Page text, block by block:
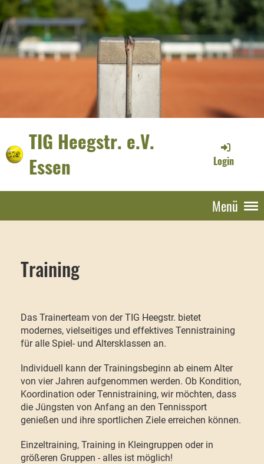
TIG Heegstr. e.V.
Essen
Login
Menü
Training
Das Trainerteam von der TIG Heegstr. bietet
modernes, vielseitiges und effektives Tennistraining
für alle Spiel- und Altersklassen an.
Individuell kann der Trainingsbeginn ab einem Alter
von vier Jahren aufgenommen werden. Ob Kondition,
Koordination oder Tennistraining, wir möchten, dass
die Jüngsten von Anfang an den Tennissport
genießen und ihre sportlichen Ziele erreichen können.
Einzeltraining, Training in Kleingruppen oder in
größeren Gruppen - alles ist möglich!